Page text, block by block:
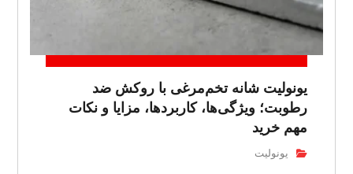
یونولیت شانه تخم‌مرغی با روکش ضد
رطوبت؛ ویژگی‌ها، کاربردها، مزایا و نکات
مهم خرید
یونولیت